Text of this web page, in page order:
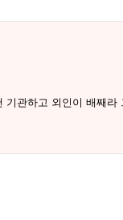
기관하고 외인이 배째